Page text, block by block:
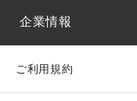
企業情報
ご利用規約